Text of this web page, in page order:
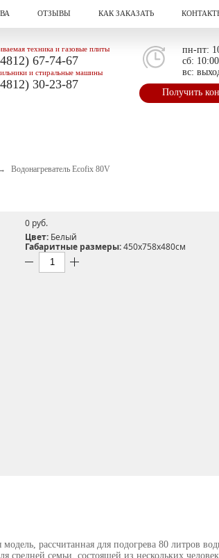
Получить
пн-пт:
сб:
вс:
техника и газовые плиты
67-74-67
и стиральные машины
30-23-87
ОТЗЫВЫ КАК ЗАКАЗАТЬ
Водонагреватель Ecofix 80V
0 pуб.
Цвет: Белый
Габаритные размеры:450x758x480см
рассчитанная для подогрева 80 литров
средней семьи, состоящей из нескольких человек.